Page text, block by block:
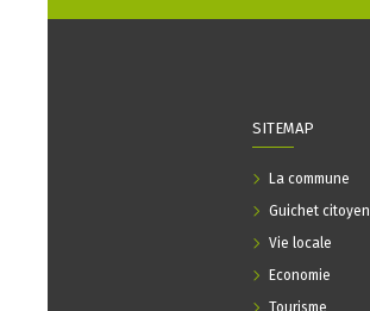
SITEMAP
La commune
Guichet citoyen
Vie locale
Economie
Tourisme